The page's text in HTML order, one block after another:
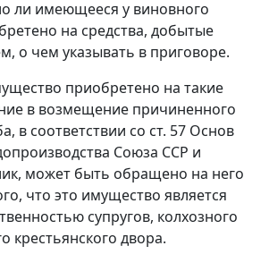
ли имеющееся у виновного
на средства, добытые
о чем указывать в приговоре.
приобретено на такие
в возмещение причиненного
в соответствии со ст. 57 Основ
Союза ССР и
может быть обращено на него
что это имущество является
супругов, колхозного
крестьянского двора.